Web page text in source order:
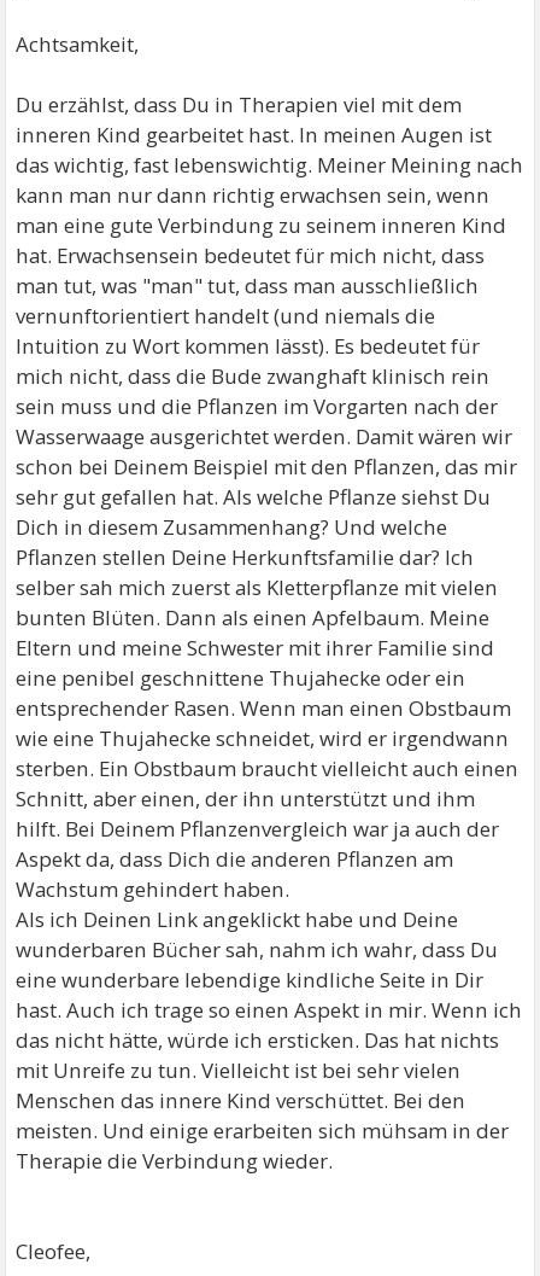
Achtsamkeit,
Du erzählst, dass Du in Therapien viel mit dem
inneren Kind gearbeitet hast. In meinen Augen ist
das wichtig, fast lebenswichtig. Meiner Meining nach
kann man nur dann richtig erwachsen sein, wenn
man eine gute Verbindung zu seinem inneren Kind
hat. Erwachsensein bedeutet für mich nicht, dass
man tut, was "man" tut, dass man ausschließlich
vernunftorientiert handelt (und niemals die
Intuition zu Wort kommen lässt). Es bedeutet für
mich nicht, dass die Bude zwanghaft klinisch rein
sein muss und die Pflanzen im Vorgarten nach der
Wasserwaage ausgerichtet werden. Damit wären wir
schon bei Deinem Beispiel mit den Pflanzen, das mir
sehr gut gefallen hat. Als welche Pflanze siehst Du
Dich in diesem Zusammenhang? Und welche
Pflanzen stellen Deine Herkunftsfamilie dar? Ich
selber sah mich zuerst als Kletterpflanze mit vielen
bunten Blüten. Dann als einen Apfelbaum. Meine
Eltern und meine Schwester mit ihrer Familie sind
eine penibel geschnittene Thujahecke oder ein
entsprechender Rasen. Wenn man einen Obstbaum
wie eine Thujahecke schneidet, wird er irgendwann
sterben. Ein Obstbaum braucht vielleicht auch einen
Schnitt, aber einen, der ihn unterstützt und ihm
hilft. Bei Deinem Pflanzenvergleich war ja auch der
Aspekt da, dass Dich die anderen Pflanzen am
Wachstum gehindert haben.
Als ich Deinen Link angeklickt habe und Deine
wunderbaren Bücher sah, nahm ich wahr, dass Du
eine wunderbare lebendige kindliche Seite in Dir
hast. Auch ich trage so einen Aspekt in mir. Wenn ich
das nicht hätte, würde ich ersticken. Das hat nichts
mit Unreife zu tun. Vielleicht ist bei sehr vielen
Menschen das innere Kind verschüttet. Bei den
meisten. Und einige erarbeiten sich mühsam in der
Therapie die Verbindung wieder.
Cleofee,